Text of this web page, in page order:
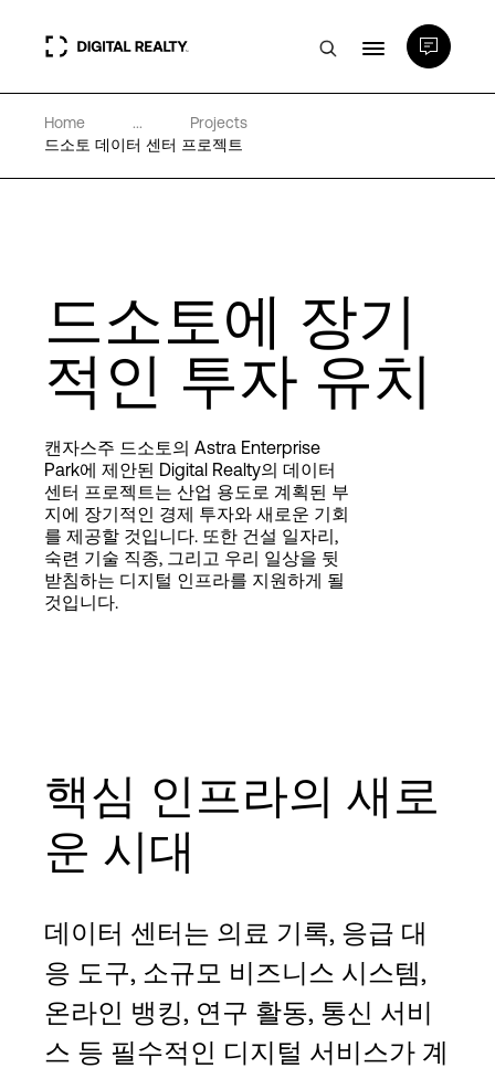
데이터 센터
전문성 및 리소스
Language
로그인
Home ...
Projects
드소토 데이터 센터 프로젝트
드소토에 장기
적인 투자 유치
캔자스주 드소토의 Astra Enterprise
Park에 제안된 Digital Realty의 데이터
센터 프로젝트는 산업 용도로 계획된 부
지에 장기적인 경제 투자와 새로운 기회
를 제공할 것입니다. 또한 건설 일자리,
숙련 기술 직종, 그리고 우리 일상을 뒷
받침하는 디지털 인프라를 지원하게 될
것입니다.
핵심 인프라의 새로
운 시대
데이터 센터는 의료 기록, 응급 대
응 도구, 소규모 비즈니스 시스템,
온라인 뱅킹, 연구 활동, 통신 서비
스 등 필수적인 디지털 서비스가 계